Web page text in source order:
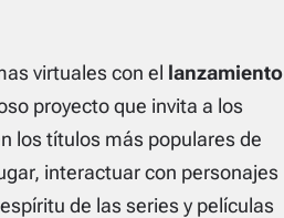
virtuales con el lanzamiento
proyecto que invita a los
los títulos más populares de
interactuar con personajes
de las series y películas